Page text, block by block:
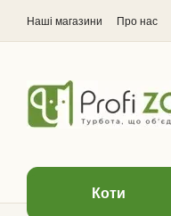
Наші магазини Про нас
Коти